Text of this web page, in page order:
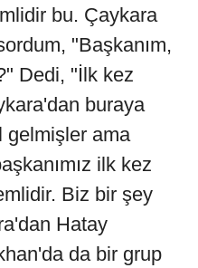
bu. Çaykara
"Başkanım,
Dedi, "İlk kez
buraya
gelmişler ama
ilk kez
Biz bir şey
Hatay
da bir grup